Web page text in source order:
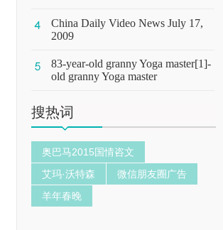
China Daily Video News July 17,
2009
83-year-old granny Yoga master[1]-
old granny Yoga master
搜热词
奥巴马2015国情咨文
艾玛·沃特森
微信朋友圈广告
羊年春晚